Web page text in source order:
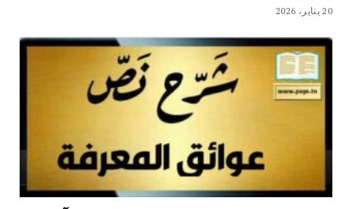
20 يناير، 2026